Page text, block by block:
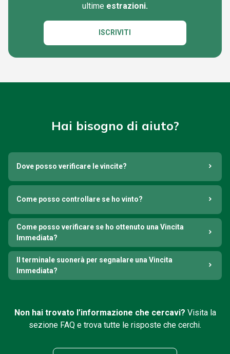
ultime estrazioni.
ISCRIVITI
Hai bisogno di aiuto?
Dove posso verificare le vincite?
Come posso controllare se ho vinto?
Come posso verificare se ho ottenuto una Vincita
Immediata?
Il terminale suonerà per segnalare una Vincita
Immediata?
Non hai trovato l’informazione che cercavi? Visita la
sezione FAQ e trova tutte le risposte che cerchi.